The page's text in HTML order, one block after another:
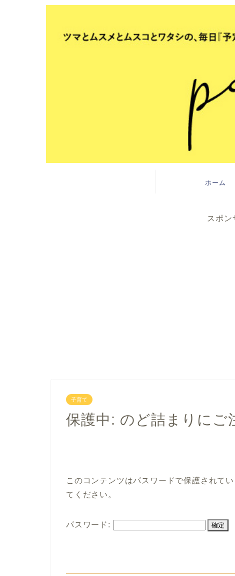
ホーム
スポン
子育て
保護中: のど詰まりにご
このコンテンツはパスワードで保護されて
てください。
パスワード: